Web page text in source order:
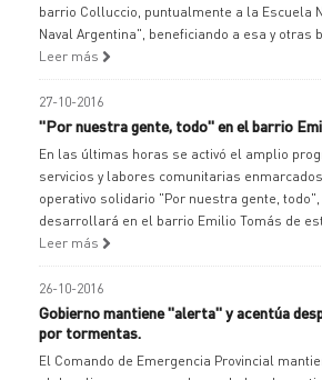
barrio Colluccio, puntualmente a la Escuela
Naval Argentina", beneficiando a esa y otras
Leer más
27-10-2016
"Por nuestra gente, todo" en el barrio
En las últimas horas se activó el amplio
servicios y labores comunitarias
operativo solidario "Por nuestra gente,
desarrollará en el barrio Emilio Tomás de
Leer más
26-10-2016
Gobierno mantiene "alerta" y acentúa
por tormentas.
El Comando de Emergencia Provincial